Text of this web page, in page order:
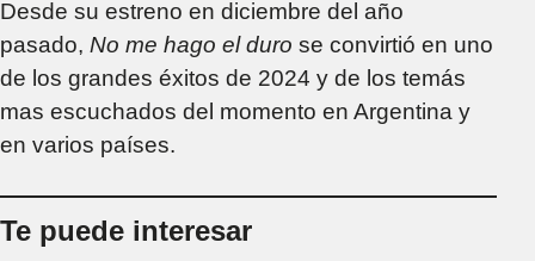
Desde su estreno en diciembre del año
pasado, No me hago el duro se convirtió en uno
de los grandes éxitos de 2024 y de los temás
mas escuchados del momento en Argentina y
en varios países.
Te puede interesar